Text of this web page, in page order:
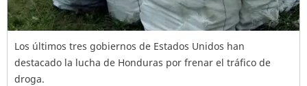
Los últimos tres gobiernos de Estados Unidos han
destacado la lucha de Honduras por frenar el tráfico de
droga.